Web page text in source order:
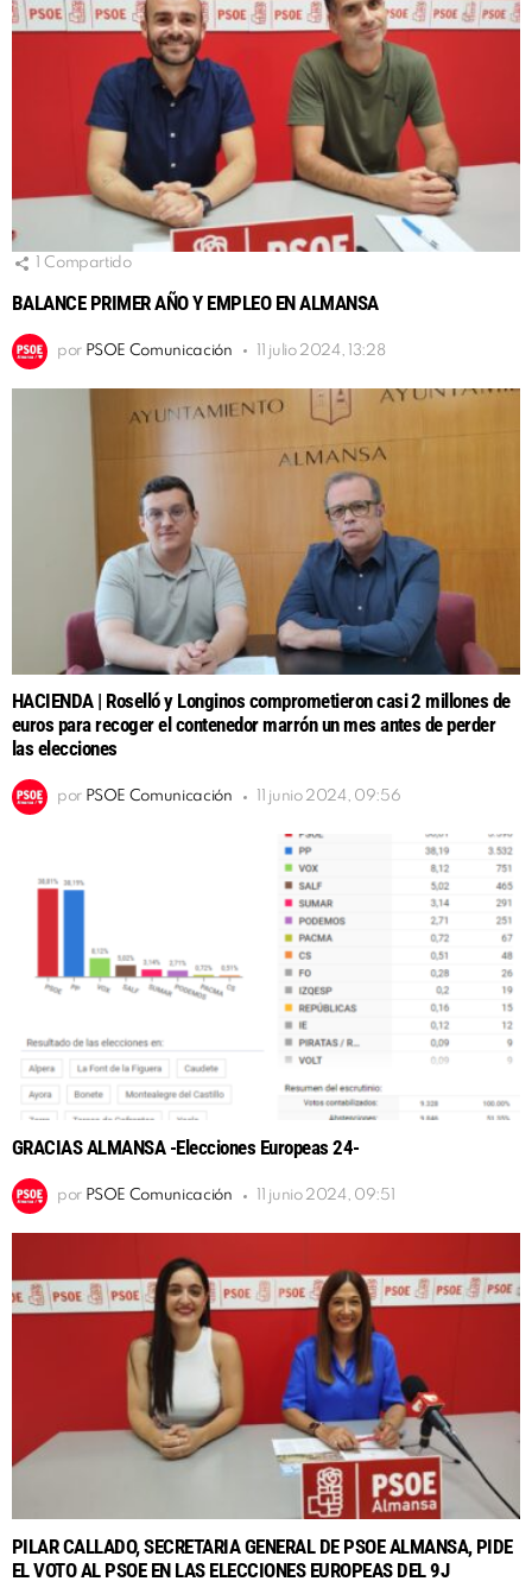
Compartido
BALANCE PRIMER AÑO Y EMPLEO EN ALMANSA
por PSOE Comunicación 11 julio 2024, 13:28
HACIENDA | Roselló y Longinos comprometieron casi 2 millones de
euros para recoger el contenedor marrón un mes antes de perder
las elecciones
por PSOE Comunicación 11 junio 2024, 09:56
GRACIAS ALMANSA -Elecciones Europeas 24-
por PSOE Comunicación 11 junio 2024, 09:51
PILAR CALLADO, SECRETARIA GENERAL DE PSOE ALMANSA, PIDE
EL VOTO AL PSOE EN LAS ELECCIONES EUROPEAS DEL 9J